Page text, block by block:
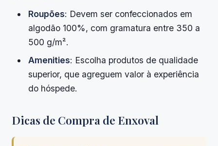
Roupões: Devem ser confeccionados em
algodão 100%, com gramatura entre 350 a
500 g/m².
Amenities: Escolha produtos de qualidade
superior, que agreguem valor à experiência
do hóspede.
Dicas de Compra de Enxoval